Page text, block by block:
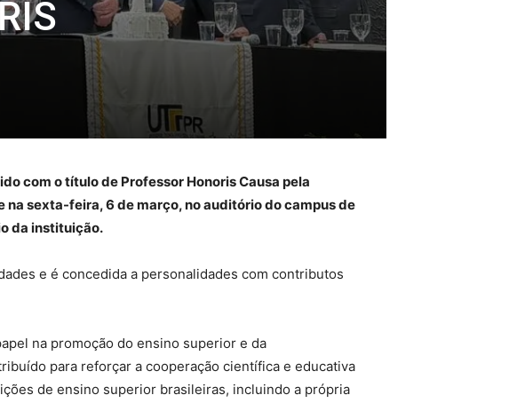
com o título de Professor Honoris Causa pela
na sexta-feira, 6 de março, no auditório do campus de
da instituição.
e é concedida a personalidades com contributos
na promoção do ensino superior e da
para reforçar a cooperação científica e educativa
de ensino superior brasileiras, incluindo a própria